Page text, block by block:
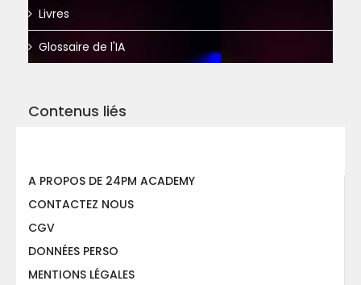
Livres
Glossaire de l'IA
Contenus liés
A PROPOS DE 24PM ACADEMY
CONTACTEZ NOUS
CGV
DONNÉES PERSO
MENTIONS LÉGALES